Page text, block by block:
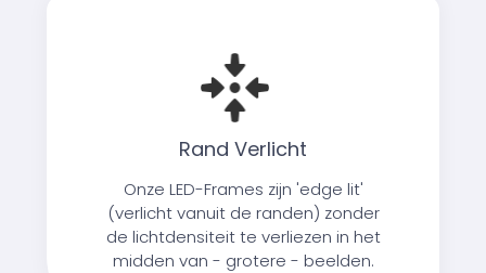
Rand Verlicht
Onze LED-Frames zijn 'edge lit'
(verlicht vanuit de randen) zonder
de lichtdensiteit te verliezen in het
midden van - grotere - beelden.